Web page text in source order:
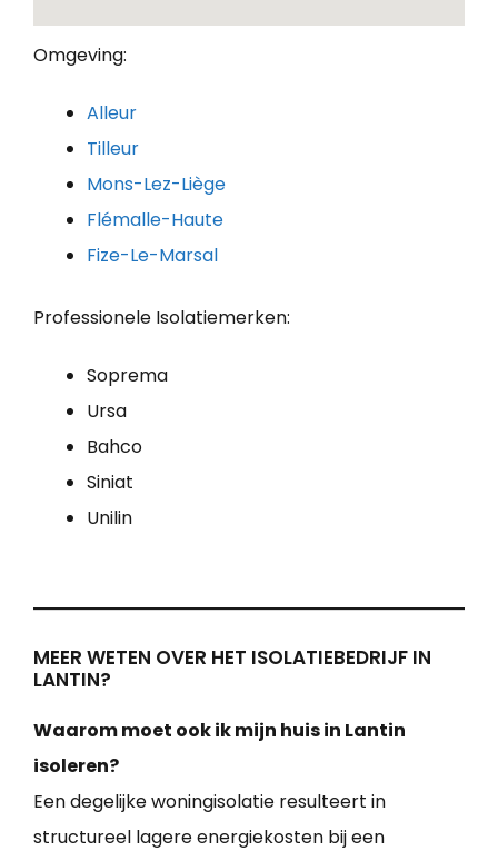
Omgeving:
Alleur
Tilleur
Mons-Lez-Liège
Flémalle-Haute
Fize-Le-Marsal
Professionele Isolatiemerken:
Soprema
Ursa
Bahco
Siniat
Unilin
MEER WETEN OVER HET ISOLATIEBEDRIJF IN
LANTIN?
Waarom moet ook ik mijn huis in Lantin
isoleren?
Een degelijke woningisolatie resulteert in
structureel lagere energiekosten bij een